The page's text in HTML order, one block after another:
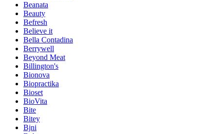
Beanata
Beauty
Befresh
Believe it
Bella Contadina
Berrywell
Beyond Meat
Billington's
Bionova
Biopractika
Bioset
BioVita
Bite
Bitey
Bjni